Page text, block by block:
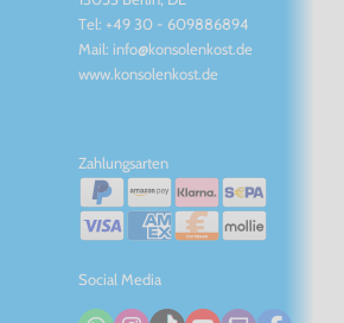
Tel: +49 30 - 609886894
Mail: info@konsolenkost.de
www.konsolenkost.de
Zahlungsarten
Social Media